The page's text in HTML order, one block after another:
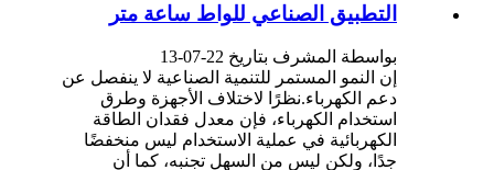
التطبيق الصناعي للواط ساعة متر
بواسطة المشرف بتاريخ 22-07-13
إن النمو المستمر للتنمية الصناعية لا ينفصل عن
دعم الكهرباء.نظرًا لاختلاف الأجهزة وطرق
استخدام الكهرباء، فإن معدل فقدان الطاقة
الكهربائية في عملية الاستخدام ليس منخفضًا
جدًا، ولكن ليس من السهل تجنبه، كما أن